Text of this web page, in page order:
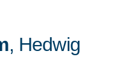
, Hedwig